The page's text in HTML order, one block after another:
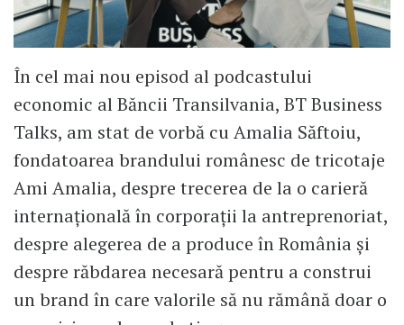
În cel mai nou episod al podcastului
economic al Băncii Transilvania, BT Business
Talks, am stat de vorbă cu Amalia Săftoiu,
fondatoarea brandului românesc de tricotaje
Ami Amalia, despre trecerea de la o carieră
internațională în corporații la antreprenoriat,
despre alegerea de a produce în România și
despre răbdarea necesară pentru a construi
un brand în care valorile să nu rămână doar o